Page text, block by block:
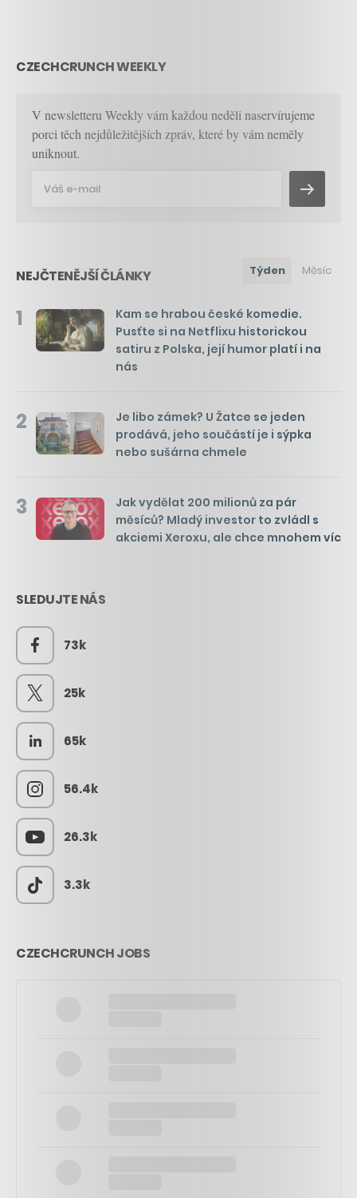
CZECHCRUNCH WEEKLY
V newsletteru Weekly vám každou neděli naservírujeme
porci těch nejdůležitějších zpráv, které by vám neměly
uniknout.
NEJČTENĚJŠÍ ČLÁNKY Týden Měsíc
1
Kam se hrabou české komedie.
Pusťte si na Netflixu historickou
satiru z Polska, její humor platí i na
nás
2
Je libo zámek? U Žatce se jeden
prodává, jeho součástí je i sýpka
nebo sušárna chmele
3
Jak vydělat 200 milionů za pár
měsíců? Mladý investor to zvládl s
akciemi Xeroxu, ale chce mnohem víc
SLEDUJTE NÁS
73k
25k
65k
56.4k
26.3k
3.3k
CZECHCRUNCH JOBS